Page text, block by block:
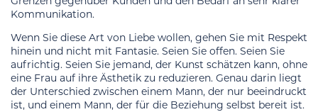
Kommunikation.
Wenn Sie diese Art von Liebe wollen, gehen Sie mit Respekt
hinein und nicht mit Fantasie. Seien Sie offen. Seien Sie
aufrichtig. Seien Sie jemand, der Kunst schätzen kann, ohne
eine Frau auf ihre Ästhetik zu reduzieren. Genau darin liegt
der Unterschied zwischen einem Mann, der nur beeindruckt
ist, und einem Mann, der für die Beziehung selbst bereit ist.